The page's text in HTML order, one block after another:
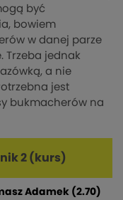
być
bowiem
w danej parze
Trzeba jednak
a nie
jest
bukmacherów na
2 (kurs)
Adamek (2.70)